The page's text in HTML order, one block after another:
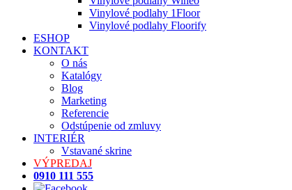
Vinylové podlahy 1Floor
Vinylové podlahy Floorify
ESHOP
KONTAKT
O nás
Katalógy
Blog
Marketing
Referencie
Odstúpenie od zmluvy
INTERIÉR
Vstavané skrine
VÝPREDAJ
0910 111 555